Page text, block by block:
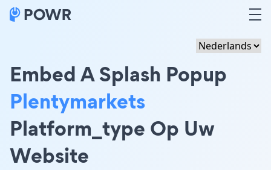
Embed A Splash Popup
Plentymarkets
Platform_type Op Uw
Website